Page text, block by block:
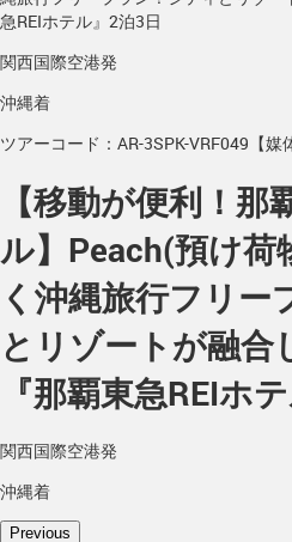
急REIホテル』2泊3日
関西国際空港発
沖縄着
ツアーコード：AR-3SPK-VRF049【媒
【移動が便利！那
ル】Peach(預け
く沖縄旅行フリー
とリゾートが融合
『那覇東急REIホ
関西国際空港発
沖縄着
Previous